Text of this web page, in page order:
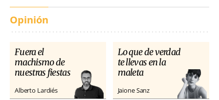
Opinión
Fuera el
machismo de
nuestras fiestas
Alberto Lardiés
Lo que de verdad
te llevas en la
maleta
Jaione Sanz